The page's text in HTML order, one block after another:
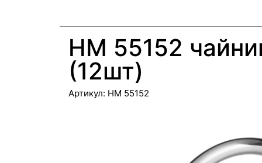
НМ 55152
(12шт)
Артикул: НМ 55152